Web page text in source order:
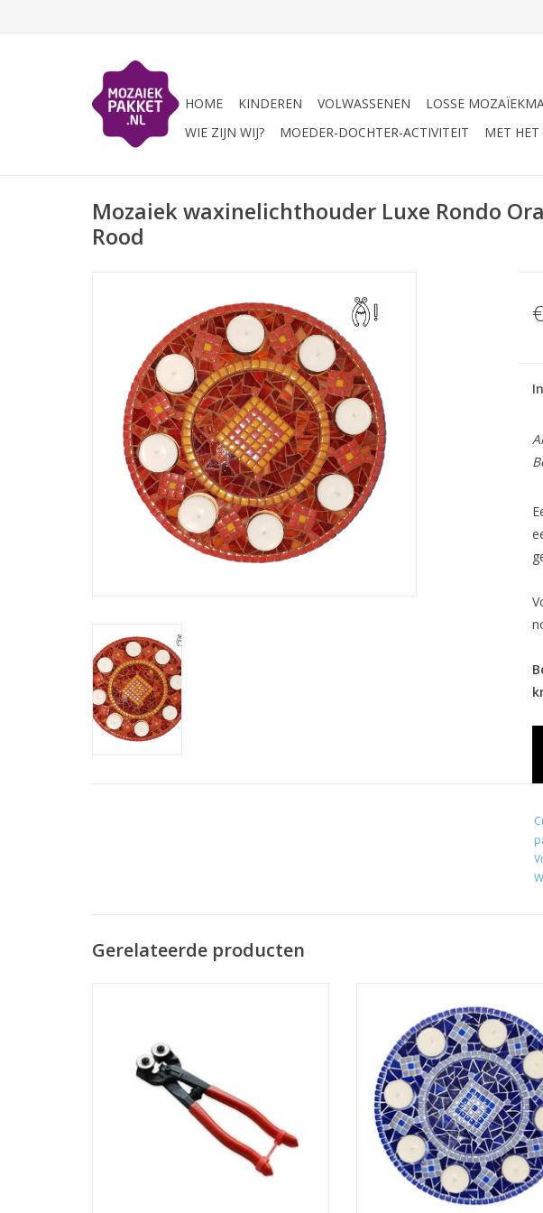
HOME KINDEREN VOLWASSENEN LOSSE
WIE ZIJN WIJ?
MOEDER-DOCHTER-ACTIVITEIT MET
Mozaiek waxinelichthouder Luxe Rondo
Rood
Gerelateerde producten
TOEVOEGEN AAN WINKELWAGEN
bestellen als mozaiek pakket.
mozaiekmaterialen, m.u.v.
TOEVOEGEN AAN